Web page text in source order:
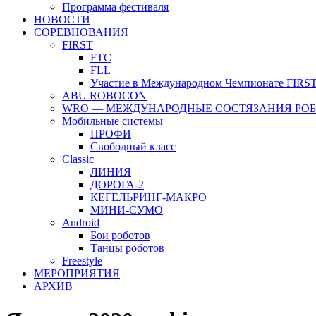
Программа фестиваля
НОВОСТИ
СОРЕВНОВАНИЯ
FIRST
FTC
FLL
Участие в Международном Чемпионате
ABU ROBOCON
WRO — МЕЖДУНАРОДНЫЕ СОСТЯЗАНИЯ
Мобильные системы
ПРОФИ
Свободный класс
Classic
ЛИНИЯ
ДОРОГА-2
КЕГЕЛЬРИНГ-МАКРО
МИНИ-СУМО
Android
Бои роботов
Танцы роботов
Freestyle
МЕРОПРИЯТИЯ
АРХИВ